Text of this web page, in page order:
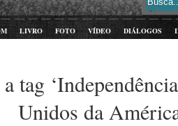
LIVRO FOTO VÍDEO DIÁLOGOS
tag
Unidos da